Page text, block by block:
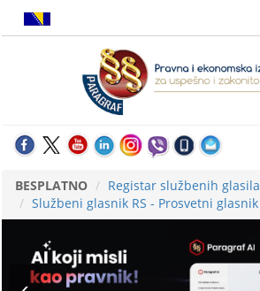
BESPLATNO
Registar službenih glasila
Službeni glasnik RS - Prosvetni glasnik